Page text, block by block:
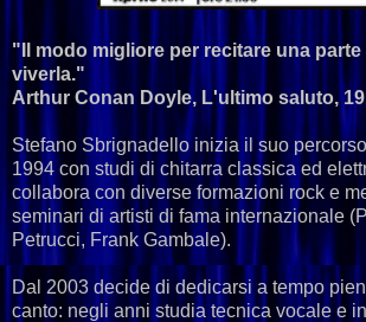
"Il modo migliore per recitare una
viverla."
Arthur Conan Doyle, L'ultimo saluto,
Stefano Sbrignadello inizia il suo
1994 con studi di chitarra classica ed
collabora con diverse formazioni rock e
seminari di artisti di fama internazionale
Petrucci, Frank Gambale).
Dal 2003 decide di dedicarsi a tempo
canto: negli anni studia tecnica vocale e